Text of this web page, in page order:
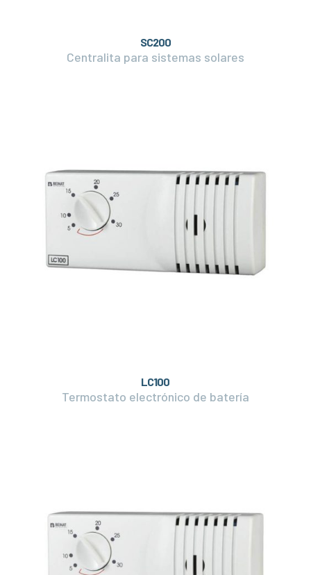
SC200
Centralita para sistemas solares
LC100
Termostato electrónico de batería